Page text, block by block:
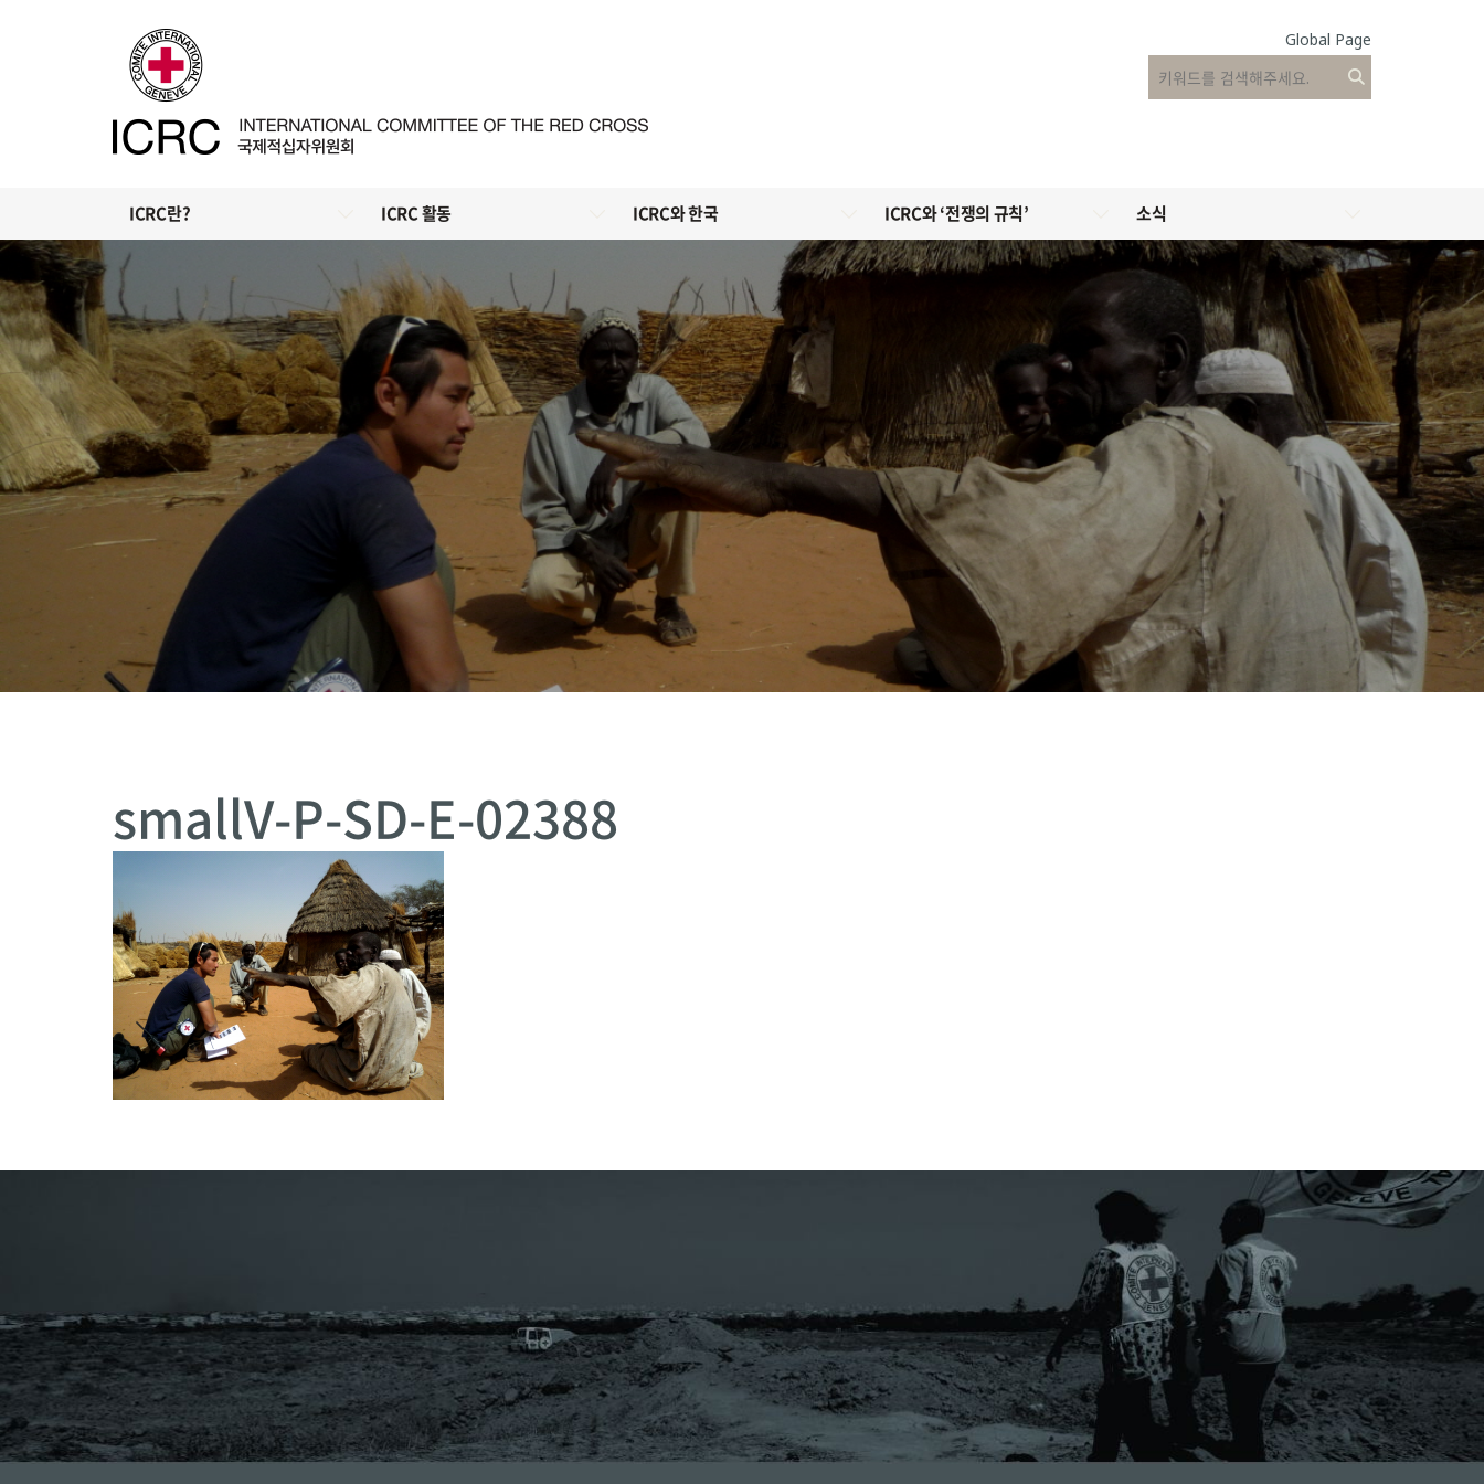
Global Page
ICRC란? ICRC 활동 ICRC와 한국 ICRC와 ‘전쟁의 규칙’ 소식
smallV-P-SD-E-02388